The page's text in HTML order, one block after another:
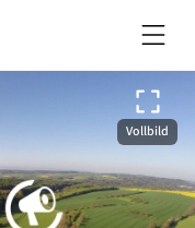
Vollbild